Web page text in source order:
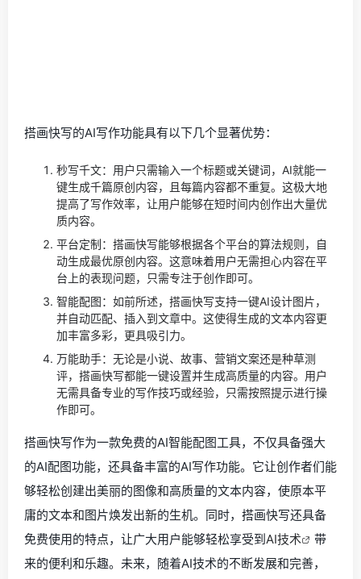
搭画快写的AI写作功能具有以下几个显著优势：
秒写千文：用户只需输入一个标题或关键词，AI就能一
键生成千篇原创内容，且每篇内容都不重复。这极大地
提高了写作效率，让用户能够在短时间内创作出大量优
质内容。
平台定制：搭画快写能够根据各个平台的算法规则，自
动生成最优原创内容。这意味着用户无需担心内容在平
台上的表现问题，只需专注于创作即可。
智能配图：如前所述，搭画快写支持一键AI设计图片，
并自动匹配、插入到文章中。这使得生成的文本内容更
加丰富多彩，更具吸引力。
万能助手：无论是小说、故事、营销文案还是种草测
评，搭画快写都能一键设置并生成高质量的内容。用户
无需具备专业的写作技巧或经验，只需按照提示进行操
作即可。
搭画快写作为一款免费的AI智能配图工具，不仅具备强大
的AI配图功能，还具备丰富的AI写作功能。它让创作者们能
够轻松创建出美丽的图像和高质量的文本内容，使原本平
庸的文本和图片焕发出新的生机。同时，搭画快写还具备
免费使用的特点，让广大用户能够轻松享受到 AI技术
带
来的便利和乐趣。未来，随着AI技术的不断发展和完善，